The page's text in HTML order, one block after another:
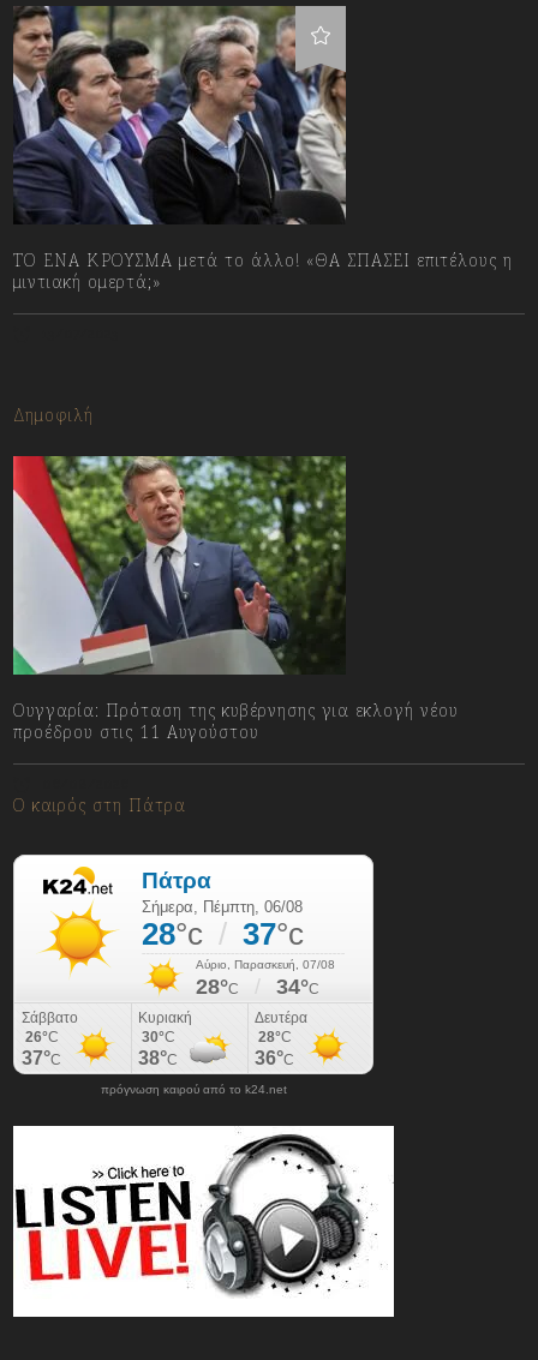
ΤΟ ΕΝΑ ΚΡΟΥΣΜΑ μετά το άλλο! «ΘΑ ΣΠΑΣΕΙ επιτέλους η
μιντιακή ομερτά;»
Δημοφιλή
Ουγγαρία: Πρόταση της κυβέρνησης για εκλογή νέου
προέδρου στις 11 Αυγούστου
Ο καιρός στη Πάτρα
πρόγνωση καιρού από το k24.net